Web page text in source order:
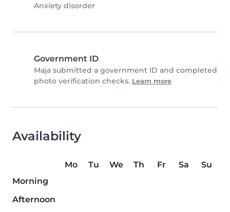
Anxiety disorder
Government ID
Maja submitted a government ID and completed
photo verification checks. Learn more
Availability
Mo Tu We Th Fr Sa
Su
Morning
Afternoon